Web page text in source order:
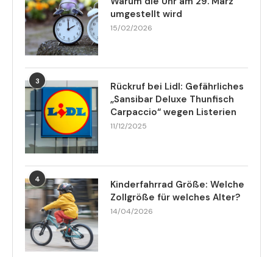
umgestellt wird
15/02/2026
3
Rückruf bei Lidl: Gefährliches
„Sansibar Deluxe Thunfisch
Carpaccio“ wegen Listerien
11/12/2025
4
Kinderfahrrad Größe: Welche
Zollgröße für welches Alter?
14/04/2026